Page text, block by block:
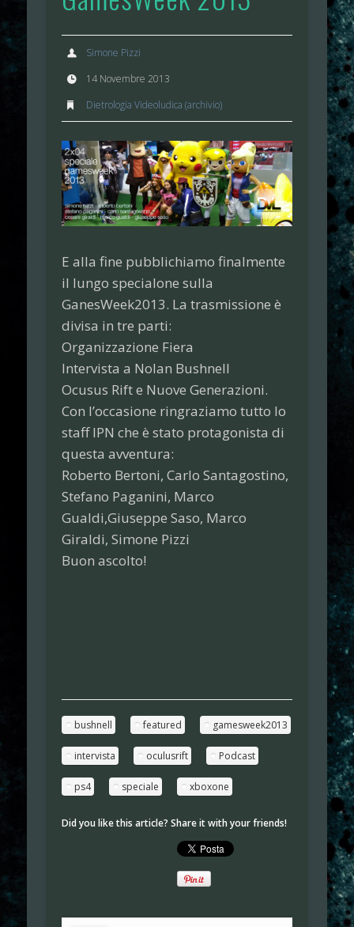
Simone Pizzi
14 Novembre 2013
Dietrologia Videoludica (archivio)
E alla fine pubblichiamo finalmente
il lungo specialone sulla
GanesWeek2013. La trasmissione è
divisa in tre parti:
Organizzazione Fiera
Intervista a Nolan Bushnell
Ocusus Rift e Nuove Generazioni.
Con l’occasione ringraziamo tutto lo
staff IPN che è stato protagonista di
questa avventura:
Roberto Bertoni, Carlo Santagostino,
Stefano Paganini, Marco
Gualdi,Giuseppe Saso, Marco
Giraldi, Simone Pizzi
Buon ascolto!
bushnell featured gamesweek2013
intervista oculusrift Podcast
ps4 speciale xboxone
Did you like this article? Share it with your friends!